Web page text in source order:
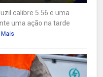
calibre 5.56 e uma
uma ação na tarde